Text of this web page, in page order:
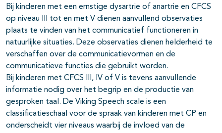
Bij kinderen met een ernstige dysartrie of anartrie en CFCS
op niveau III tot en met V dienen aanvullend observaties
plaats te vinden van het communicatief functioneren in
natuurlijke situaties. Deze observaties dienen helderheid te
verschaffen over de communicatievormen en de
communicatieve functies die gebruikt worden.
Bij kinderen met CFCS III, IV of V is tevens aanvullende
informatie nodig over het begrip en de productie van
gesproken taal. De Viking Speech scale is een
classificatieschaal voor de spraak van kinderen met CP en
onderscheidt vier niveaus waarbij de invloed van de